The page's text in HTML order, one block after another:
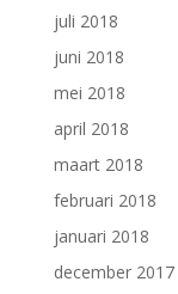
juli 2018
juni 2018
mei 2018
april 2018
maart 2018
februari 2018
januari 2018
december 2017